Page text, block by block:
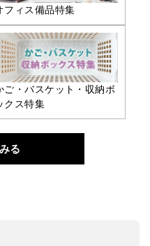
フィス備品特集
ご・バスケット・収納ボ
クス特集
る